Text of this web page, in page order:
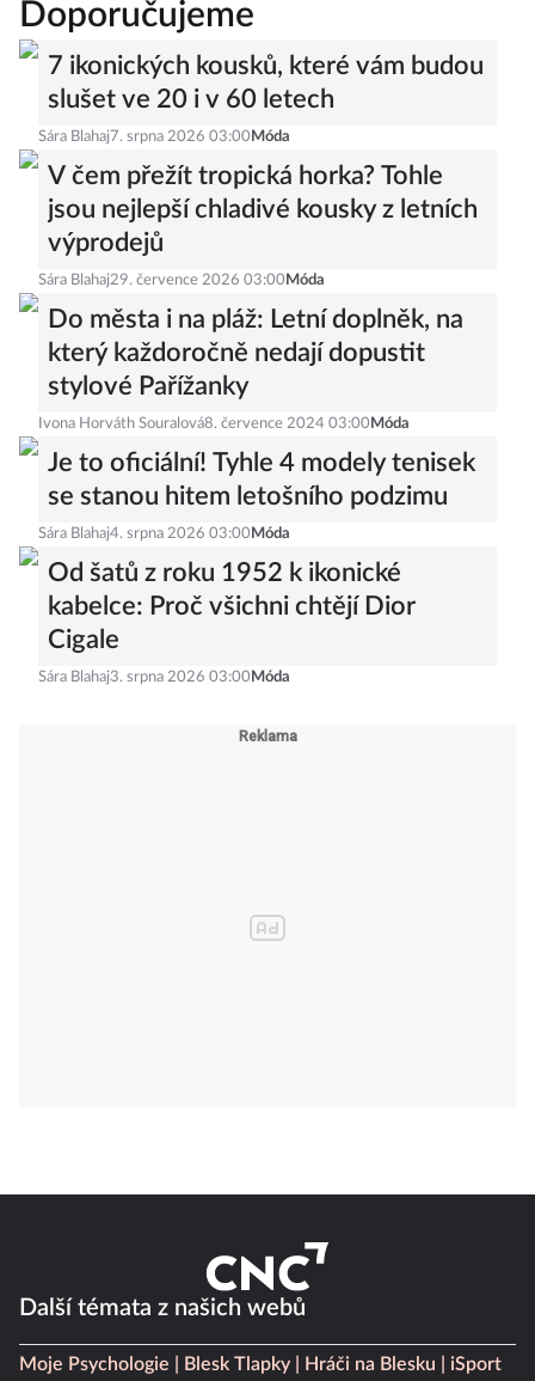
Doporučujeme
7 ikonických kousků, které vám budou
slušet ve 20 i v 60 letech
Sára Blahaj 7. srpna 2026 03:00 Móda
V čem přežít tropická horka? Tohle
jsou nejlepší chladivé kousky z letních
výprodejů
Sára Blahaj29. července 2026 03:00 Móda
Do města i na pláž: Letní doplněk, na
který každoročně nedají dopustit
stylové Pařížanky
Ivona Horváth Souralová8. července 2024 03:00 Móda
Je to oficiální! Tyhle 4 modely tenisek
se stanou hitem letošního podzimu
Sára Blahaj4. srpna 2026 03:00 Móda
Od šatů z roku 1952 k ikonické
kabelce: Proč všichni chtějí Dior
Cigale
Sára Blahaj3. srpna 2026 03:00 Móda
Další témata z našich webů
Moje Psychologie Blesk Tlapky Hráči na Blesku
iSport